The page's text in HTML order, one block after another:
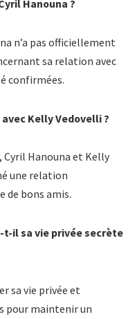
Hanouna ?
n’a pas officiellement
sa relation avec
confirmées.
Kelly Vedovelli ?
Cyril Hanouna et Kelly
une relation
de bons amis.
t-il sa vie privée secrète
sa vie privée et
pour maintenir un